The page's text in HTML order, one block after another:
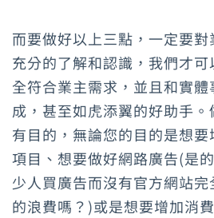
而要做好以上三點，一定要對
充分的了解和認識，我們才
全符合業主需求，並且和實體
成，甚至如虎添翼的好助手。
有目的，無論您的目的是想要
項目、想要做好網路廣告(是
少人買廣告而沒有官方網站完
的浪費嗎？)或是想要增加消